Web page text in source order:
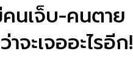
นเจ็บ-คนตาย
ะเจออะไรอีก!